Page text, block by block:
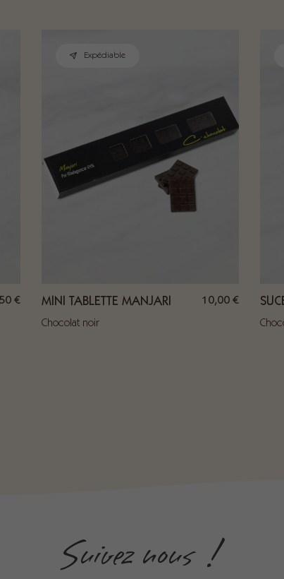
€
Expédiable
MINI TABLETTE MANJARI 10,00 €
Chocolat noir
Suivez nous !